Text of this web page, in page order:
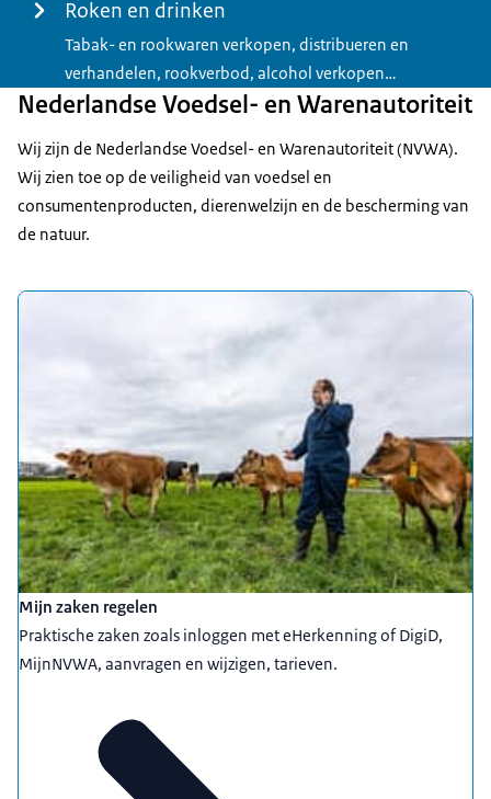
Roken en drinken
Tabak- en rookwaren verkopen, distribueren en
verhandelen, rookverbod, alcohol verkopen…
Nederlandse Voedsel- en Warenautoriteit
Wij zijn de Nederlandse Voedsel- en Warenautoriteit (NVWA).
Wij zien toe op de veiligheid van voedsel en
consumentenproducten, dierenwelzijn en de bescherming van
de natuur.
Uitgelicht
Mijn zaken regelen
Praktische zaken zoals inloggen met eHerkenning of DigiD,
MijnNVWA, aanvragen en wijzigen, tarieven.